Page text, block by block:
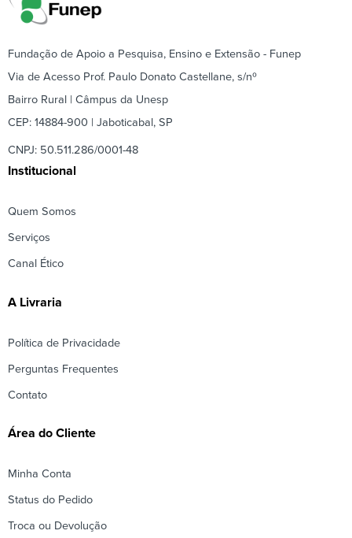
Fundação de Apoio a Pesquisa, Ensino e Extensão - Funep
Via de Acesso Prof. Paulo Donato Castellane, s/nº
Bairro Rural | Câmpus da Unesp
CEP: 14884-900 | Jaboticabal, SP
CNPJ: 50.511.286/0001-48
Institucional
Quem Somos
Serviços
Canal Ético
A Livraria
Política de Privacidade
Perguntas Frequentes
Contato
Área do Cliente
Minha Conta
Status do Pedido
Troca ou Devolução